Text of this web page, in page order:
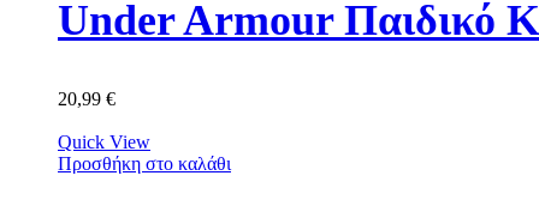
Under Armour Παιδικό
20,99 €
Quick View
Προσθήκη στο καλάθι